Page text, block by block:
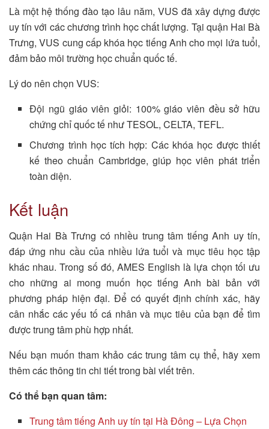
Là một hệ thống đào tạo lâu năm, VUS đã xây dựng được
uy tín với các chương trình học chất lượng. Tại quận Hai Bà
Trưng, VUS cung cấp khóa học tiếng Anh cho mọi lứa tuổi,
đảm bảo môi trường học chuẩn quốc tế.
Lý do nên chọn VUS:
Đội ngũ giáo viên giỏi: 100% giáo viên đều sở hữu
chứng chỉ quốc tế như TESOL, CELTA, TEFL.
Chương trình học tích hợp: Các khóa học được thiết
kế theo chuẩn Cambridge, giúp học viên phát triển
toàn diện.
Kết luận
Quận Hai Bà Trưng có nhiều trung tâm tiếng Anh uy tín,
đáp ứng nhu cầu của nhiều lứa tuổi và mục tiêu học tập
khác nhau. Trong số đó, AMES English là lựa chọn tối ưu
cho những ai mong muốn học tiếng Anh bài bản với
phương pháp hiện đại. Để có quyết định chính xác, hãy
cân nhắc các yếu tố cá nhân và mục tiêu của bạn để tìm
được trung tâm phù hợp nhất.
Nếu bạn muốn tham khảo các trung tâm cụ thể, hãy xem
thêm các thông tin chi tiết trong bài viết trên.
Có thể bạn quan tâm:
Trung tâm tiếng Anh uy tín tại Hà Đông – Lựa Chọn